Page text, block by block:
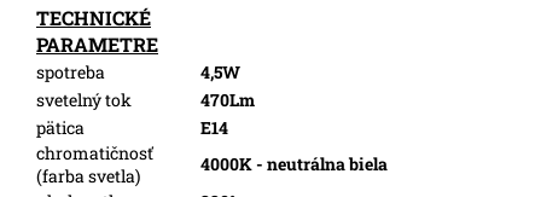
TECHNICKÉ
PARAMETRE
spotreba
4,5W
svetelný tok
470Lm
pätica
E14
chromatičnosť
(farba svetla)
4000K - neutrálna biela